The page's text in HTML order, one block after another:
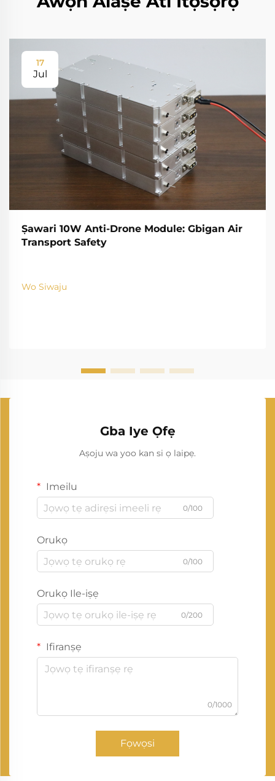
17
Jul
Ṣawari 10W Anti-Drone Module: Gbigan Air
Transport Safety
Wo Siwaju
Gba Iye Ọfẹ
Aṣoju wa yoo kan si ọ laipẹ.
Imeilu
0/100
Orukọ
0/100
Orukọ Ile-iṣẹ
0/200
Ifiranṣẹ
0/1000
Fọwọsi